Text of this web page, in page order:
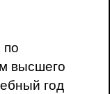
высшего
год